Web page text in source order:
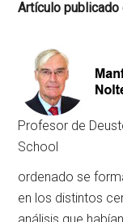
Artículo
Profesor de
School
ordenado se
en los distintos